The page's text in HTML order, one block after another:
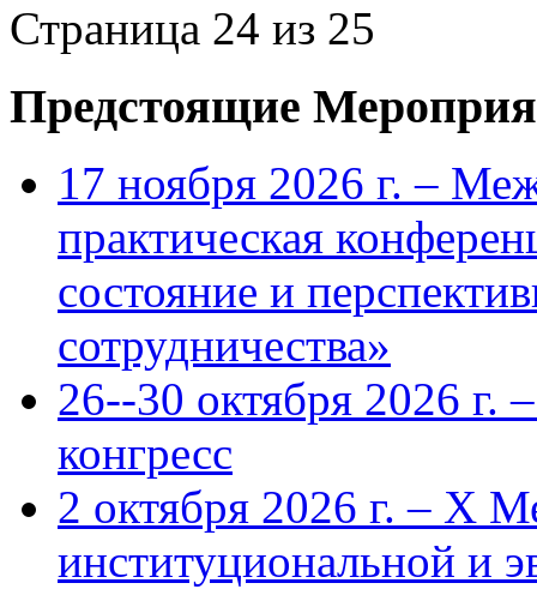
Страница 24 из 25
Предстоящие
17 ноября 2026 г. –
практическая
состояние и
сотрудничества»
26--30 октября 2026 г.
конгресс
2 октября 2026 г. – X
институциональной и